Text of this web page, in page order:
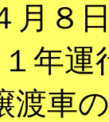
月
１年
渡車